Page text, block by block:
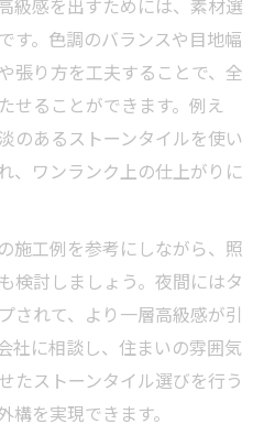
級感を出すためには、素材選
す。色調のバランスや目地幅
張り方を工夫することで、全
せることができます。例え
のあるストーンタイルを使い
、ワンランク上の仕上がりに
施工例を参考にしながら、照
検討しましょう。夜間にはタ
されて、より一層高級感が引
社に相談し、住まいの雰囲気
たストーンタイル選びを行う
構を実現できます。